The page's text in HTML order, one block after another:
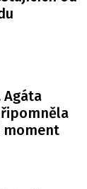
Agáta
moment